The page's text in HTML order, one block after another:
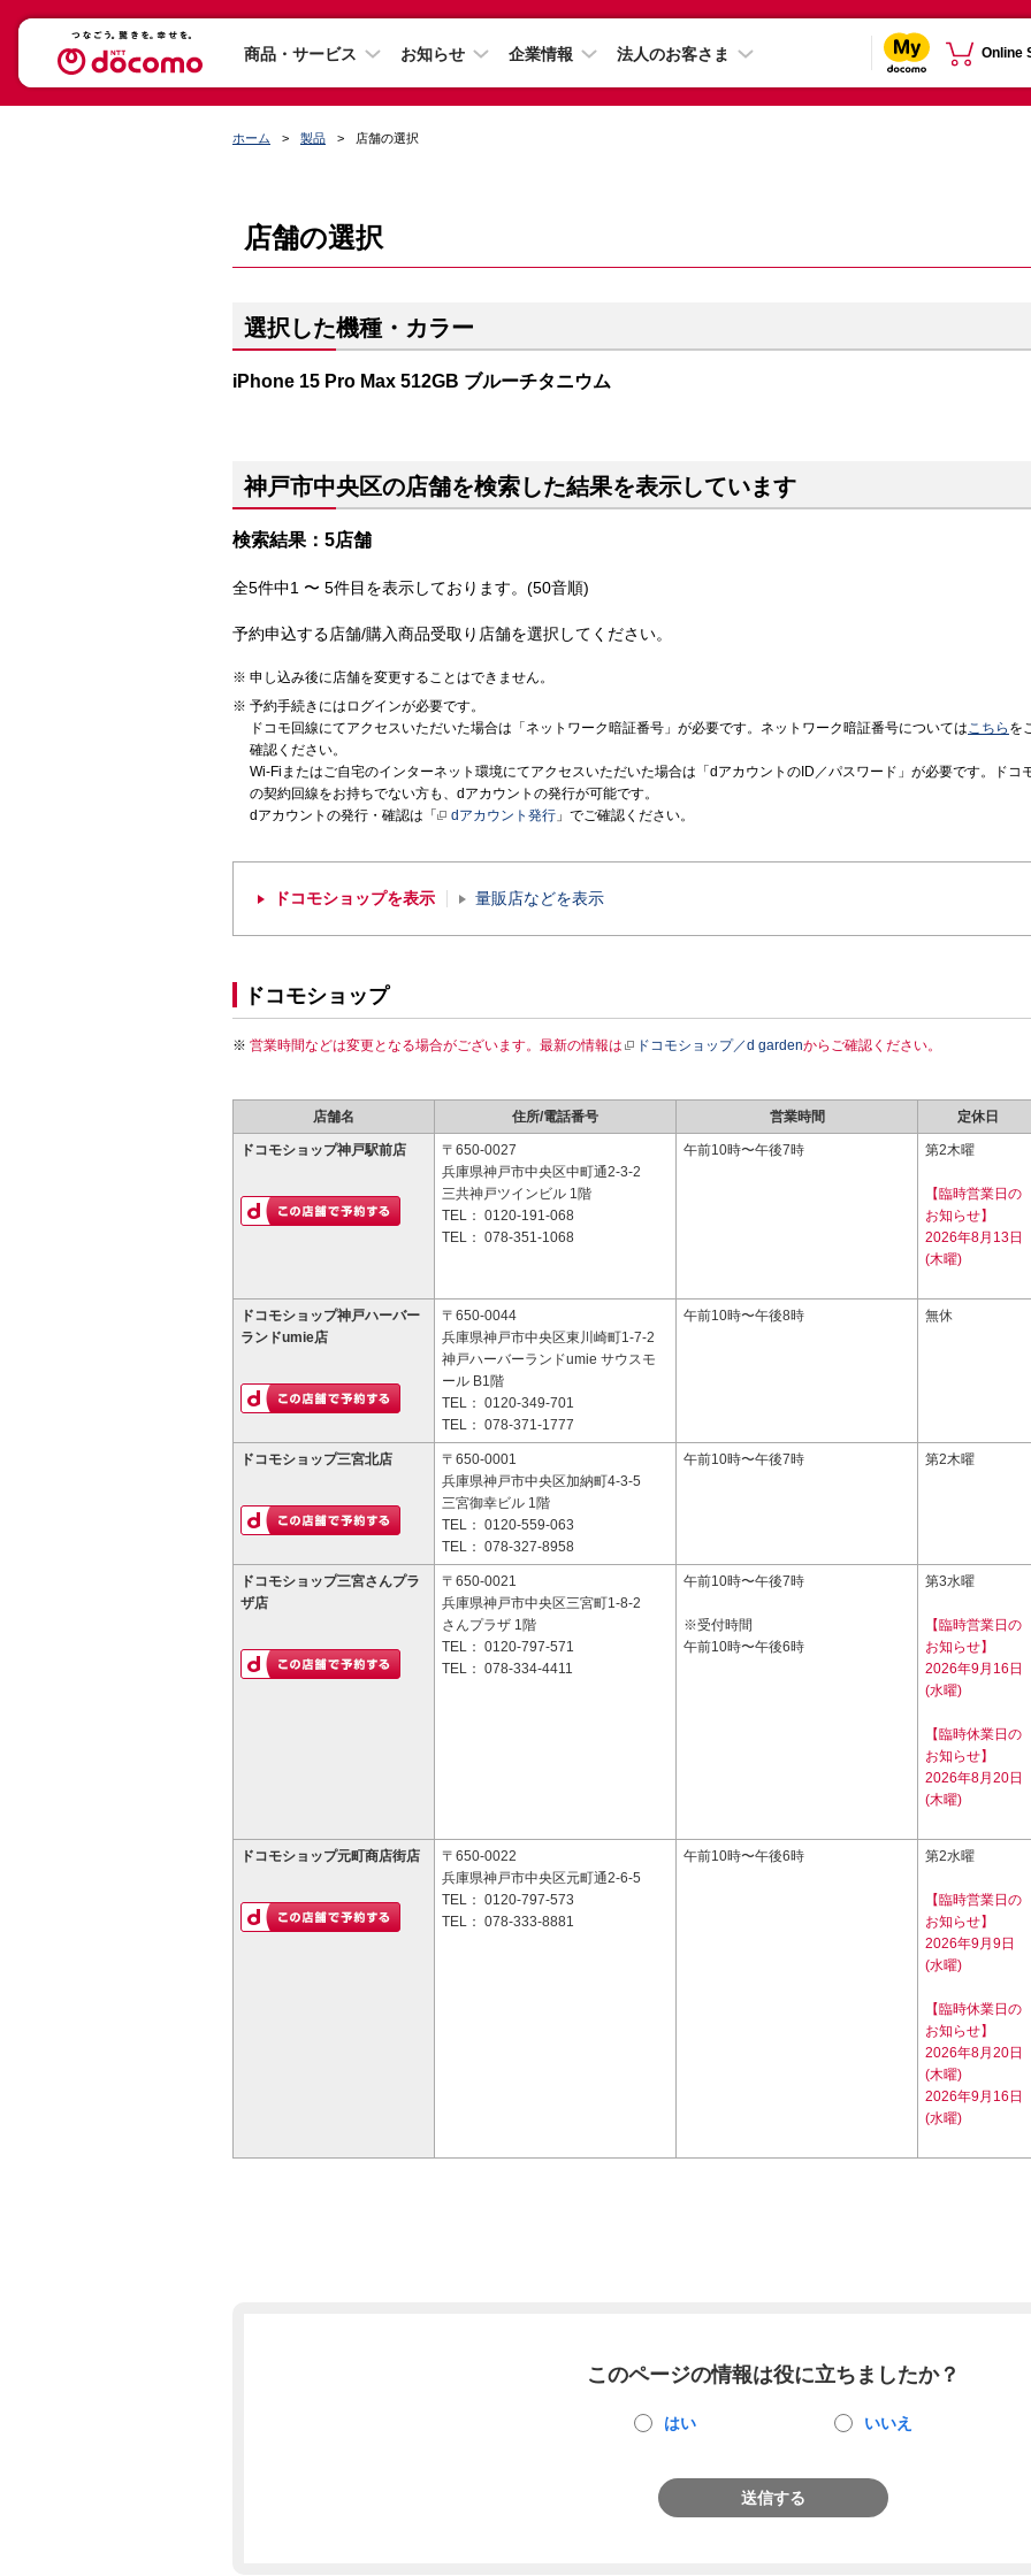
商品・サービス お知らせ 企業情報 法人のお客さま Online
ホーム 製品 店舗の選択
店舗の選択
選択した機種・カラー
iPhone 15 Pro Max 512GB ブルーチタニウム
神戸市中央区の店舗を検索した結果を表示しています
検索結果：5店舗
全5件中1 〜 5件目を表示しております。(50音順)
予約申込する店舗/購入商品受取り店舗を選択してください。
申し込み後に店舗を変更することはできません。
予約手続きにはログインが必要です。
ドコモ回線にてアクセスいただいた場合は「ネットワーク暗証番号」が必要です。ネットワーク暗証番号についてはこちら を
確認ください。
Wi-Fiまたはご自宅のインターネット環境にてアクセスいただいた場合は「dアカウントのID／パスワード」が必要です。ドコ
の契約回線をお持ちでない方も、dアカウントの発行が可能です。
dアカウントの発行・確認は「
dアカウント発行 」でご確認ください。
ドコモショップを表示 量販店などを表示
ドコモショップ
営業時間などは変更となる場合がございます。最新の情報は ドコモショップ／d gardenからご確認ください。
店舗名 住所/電話番号 営業時間 定休日
ドコモショップ神戸駅前店
〒650-0027
兵庫県神戸市中央区中町通2-3-2
三共神戸ツインビル 1階
TEL： 0120-191-068
TEL： 078-351-1068
午前10時〜午後7時 第2木曜
【臨時営業日の
お知らせ】
2026年8月13日
(木曜)
ドコモショップ神戸ハーバー
ランドumie店
〒650-0044
兵庫県神戸市中央区東川崎町1-7-2
神戸ハーバーランドumie サウスモ
ール B1階
TEL： 0120-349-701
TEL： 078-371-1777
午前10時〜午後8時 無休
ドコモショップ三宮北店
〒650-0001
兵庫県神戸市中央区加納町4-3-5
三宮御幸ビル 1階
TEL： 0120-559-063
TEL： 078-327-8958
午前10時〜午後7時 第2木曜
ドコモショップ三宮さんプラ
ザ店
〒650-0021
兵庫県神戸市中央区三宮町1-8-2
さんプラザ 1階
TEL： 0120-797-571
TEL： 078-334-4411
午前10時〜午後7時
※受付時間
午前10時〜午後6時
第3水曜
【臨時営業日の
お知らせ】
2026年9月16日
(水曜)
【臨時休業日の
お知らせ】
2026年8月20日
(木曜)
ドコモショップ元町商店街店
〒650-0022
兵庫県神戸市中央区元町通2-6-5
TEL： 0120-797-573
TEL： 078-333-8881
午前10時〜午後6時 第2水曜
【臨時営業日の
お知らせ】
2026年9月9日
(水曜)
【臨時休業日の
お知らせ】
2026年8月20日
(木曜)
2026年9月16日
(水曜)
このページの情報は役に立ちましたか？
はい いいえ
送信する